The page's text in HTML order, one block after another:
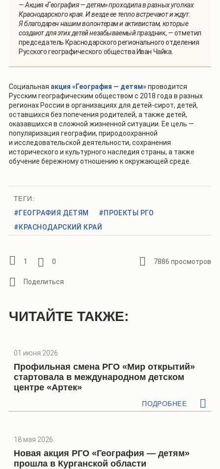
—Акция «География — детям» проходила в разных уголках
Краснодарского края. И везде ее тепло встречают и ждут.
Я благодарен нашим волонтерам и активистам, которые
создают для этих детей незабываемый праздник, — отметил
председатель Краснодарского регионального отделения
Русского географического общества Иван Чайка.
Социальная акция «География — детям»проводится
Русским географическим обществом с 2018 года в разных
регионах России в организациях для детей-сирот, детей,
оставшихся без попечения родителей, а также детей,
оказавшихся в сложной жизненной ситуации. Ее цель —
популяризация географии, природоохранной
и исследовательской деятельности, сохранения
исторического и культурного наследия страны, а также
обучение бережному отношению к окружающей среде.
ТЕГИ:
#ГЕОГРАФИЯ ДЕТЯМ
#ПРОЕКТЫ РГО
#КРАСНОДАРСКИЙ КРАЙ
1 0 7886 просмотров
ЧИТАЙТЕ ТАКЖЕ:
01 июня 2026
Профильная смена РГО «Мир открытий»
стартовала в международном детском
центре «Артек»
ПОДРОБНЕЕ
18 мая 2026
Новая акция РГО «География — детям»
прошла в Курганской области